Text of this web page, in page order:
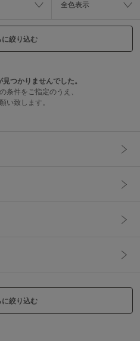
全色表示
に絞り込む
つかりませんでした。
条件をご指定のうえ、
い致します。
に絞り込む